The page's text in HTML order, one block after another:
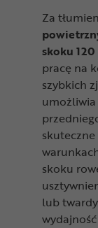
Za
skoku
pracę na
szybkich
skoku
lub